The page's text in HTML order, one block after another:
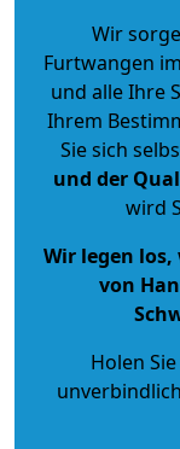
Wir
Furtwangen
und alle Ihre
Ihrem
Sie sich
und der
wird
Wir legen
von
Holen